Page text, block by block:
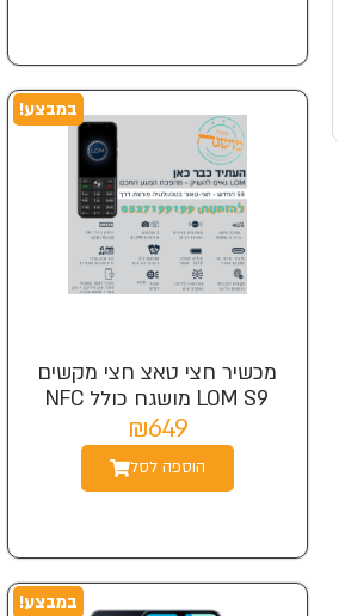
במבצע!
מכשיר חצי טאצ חצי מקשים
LOM S9 מושגח כולל NFC
₪649
הוספה לסל
במבצע!